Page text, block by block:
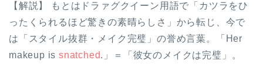
【解説】 もとはドラァグクイーン用語で「カツラをひ
ったくられるほど驚きの素晴らしさ」から転じ、今で
は「スタイル抜群・メイク完璧」の誉め言葉。「Her
makeup issnatched.」＝「彼女のメイクは完璧」。